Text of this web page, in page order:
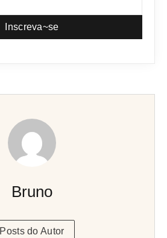
Inscreva~se
Bruno
Posts do Autor